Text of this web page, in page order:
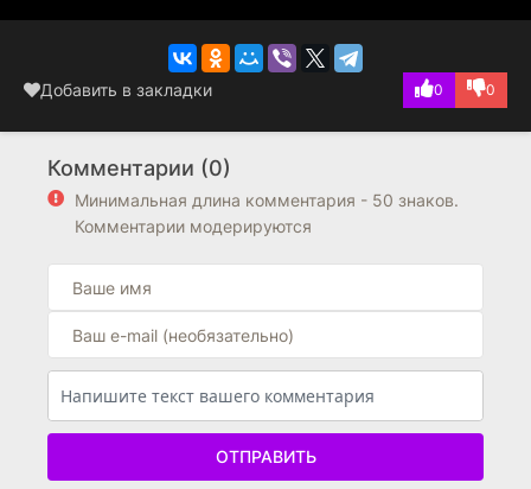
Добавить в закладки 0 0
Комментарии (0)
Минимальная длина комментария - 50 знаков.
Комментарии модерируются
ОТПРАВИТЬ